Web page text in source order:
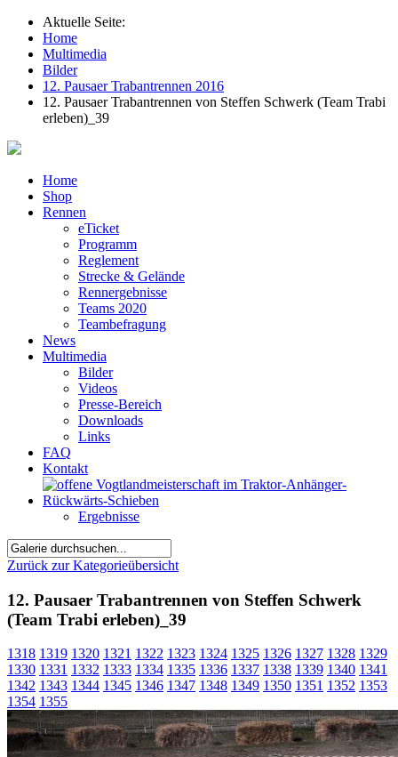
Aktuelle Seite:
Home
Multimedia
Bilder
12. Pausaer Trabantrennen 2016
12. Pausaer Trabantrennen von Steffen Schwerk (Team Trabi
erleben)_39
Home
Shop
Rennen
eTicket
Programm
Reglement
Strecke & Gelände
Rennergebnisse
Teams 2020
Teambefragung
News
Multimedia
Bilder
Videos
Presse-Bereich
Downloads
Links
FAQ
Kontakt
Ergebnisse
Zurück zur Kategorieübersicht
12. Pausaer Trabantrennen von Steffen Schwerk
(Team Trabi erleben)_39
1318 1319 1320 1321 1322 1323 1324 1325 1326 1327 1328 1329
1330 1331 1332 1333 1334 1335 1336 1337 1338 1339 1340 1341
1342 1343 1344 1345 1346 1347 1348 1349 1350 1351 1352 1353
1354 1355